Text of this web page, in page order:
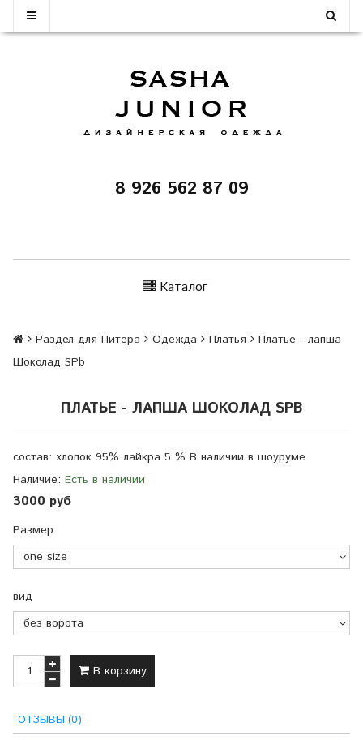
8 926 562 87 09
Каталог
Раздел для Питера Одежда Платья
Платье - лапша
Шоколад SPb
ПЛАТЬЕ - ЛАПША ШОКОЛАД SPB
состав: хлопок 95% лайкра 5 % В наличии в шоуруме
Наличие: Есть в наличии
3000 руб
Размер
вид
В корзину
ОТЗЫВЫ (0)